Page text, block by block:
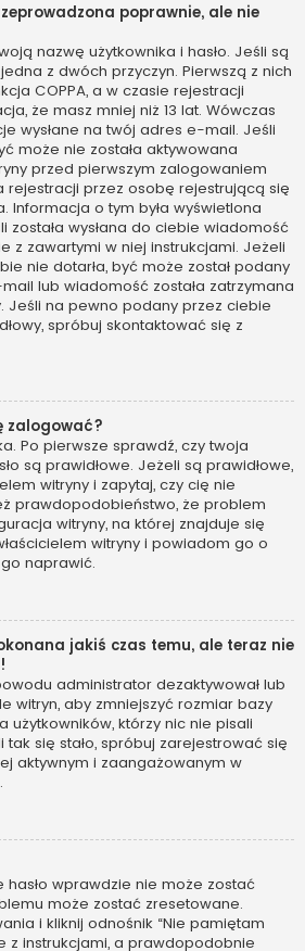
poprawnie, ale nie
nazwę użytkownika i hasło. Jeśli są
z dwóch przyczyn. Pierwszą z nich
COPPA, a w czasie rejestracji
że masz mniej niż 13 lat. Wówczas
wysłane na twój adres e-mail. Jeśli
może nie została aktywowana
przed pierwszym zalogowaniem
rejestracji przez osobę rejestrującą się
Informacja o tym była wyświetlona
została wysłana do ciebie wiadomość
z zawartymi w niej instrukcjami. Jeżeli
nie dotarła, być może został podany
lub wiadomość została zatrzymana
Jeśli na pewno podany przez ciebie
spróbuj skontaktować się z
zalogować?
Po pierwsze sprawdź, czy twoja
są prawidłowe. Jeżeli są prawidłowe,
witryny i zapytaj, czy cię nie
prawdopodobieństwo, że problem
witryny, na której znajduje się
witryny i powiadom go o
naprawić.
jakiś czas temu, ale teraz nie
administrator dezaktywował lub
witryn, aby zmniejszyć rozmiar bazy
użytkowników, którzy nic nie pisali
tak się stało, spróbuj zarejestrować się
aktywnym i zaangażowanym w
hasło wprawdzie nie może zostać
może zostać zresetowane.
i kliknij odnośnik “Nie pamiętam
z instrukcjami, a prawdopodobnie